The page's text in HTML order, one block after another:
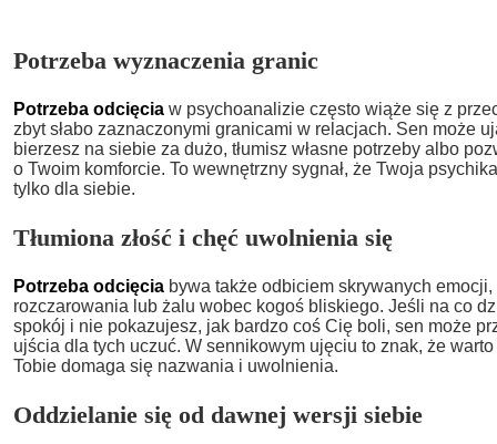
Potrzeba wyznaczenia granic
Potrzeba odcięcia w psychoanalizie często wiąże się z
zbyt słabo zaznaczonymi granicami w relacjach. Sen może
bierzesz na siebie za dużo, tłumisz własne potrzeby albo
o Twoim komforcie. To wewnętrzny sygnał, że Twoja
tylko dla siebie.
Tłumiona złość i chęć uwolnienia się
Potrzeba odcięcia bywa także odbiciem skrywanych emocji,
rozczarowania lub żalu wobec kogoś bliskiego. Jeśli na co
spokój i nie pokazujesz, jak bardzo coś Cię boli, sen może
ujścia dla tych uczuć. W sennikowym ujęciu to znak, że
Tobie domaga się nazwania i uwolnienia.
Oddzielanie się od dawnej wersji siebie